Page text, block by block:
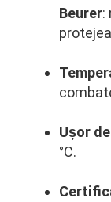
Beurer:
Ușor
°C.